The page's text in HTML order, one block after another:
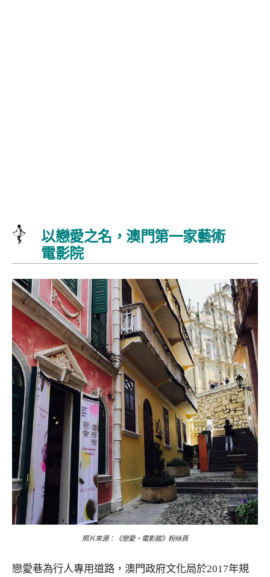
以戀愛之名，澳門第一家藝術
電影院
照片來源：《戀愛・電影館》粉絲頁
戀愛巷為行人專用道路，澳門政府文化局於2017年規